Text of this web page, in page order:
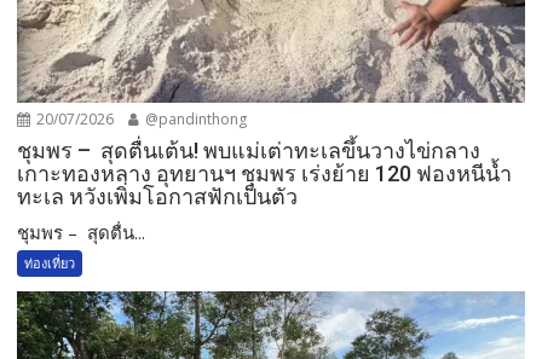
20/07/2026 @pandinthong
ชุมพร – สุดตื่นเต้น! พบแม่เต่าทะเลขึ้นวางไข่กลาง
เกาะทองหลาง อุทยานฯ ชุมพร เร่งย้าย 120 ฟองหนีน้ำ
ทะเล หวังเพิ่มโอกาสฟักเป็นตัว
ชุมพร – สุดตื่น...
ท่องเที่ยว